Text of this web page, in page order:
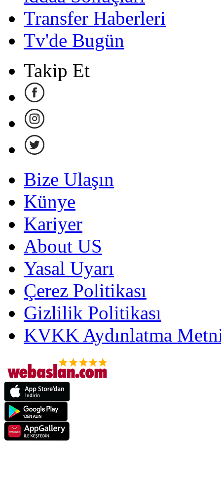
Transfer Haberleri
Tv'de Bugün
Takip Et
Bize Ulaşın
Künye
Kariyer
About US
Yasal Uyarı
Çerez Politikası
Gizlilik Politikası
KVKK Aydınlatma